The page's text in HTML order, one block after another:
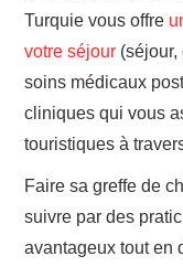
Turquie vous offre
votre séjour
soins médicaux
cliniques qui vous
touristiques à
Faire sa greffe de
suivre par des
avantageux tout en